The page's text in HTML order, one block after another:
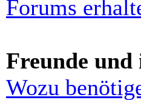
Forums
Freunde
Wozu